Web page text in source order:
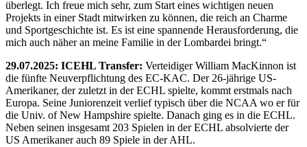
überlegt. Ich freue mich sehr, zum Start eines wichtigen neuen
Projekts in einer Stadt mitwirken zu können, die reich an Charme
und Sportgeschichte ist. Es ist eine spannende Herausforderung, die
mich auch näher an meine Familie in der Lombardei bringt.“
29.07.2025: ICEHL Transfer: Verteidiger William MacKinnon ist
die fünfte Neuverpflichtung des EC-KAC. Der 26-jährige US-
Amerikaner, der zuletzt in der ECHL spielte, kommt erstmals nach
Europa. Seine Juniorenzeit verlief typisch über die NCAA wo er für
die Univ. of New Hampshire spielte. Danach ging es in die ECHL.
Neben seinen insgesamt 203 Spielen in der ECHL absolvierte der
US Amerikaner auch 89 Spiele in der AHL.